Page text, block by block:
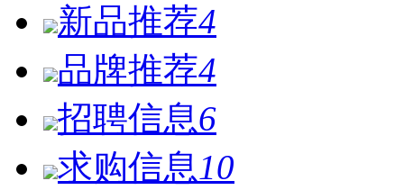
新品推荐4
品牌推荐4
招聘信息6
求购信息 10